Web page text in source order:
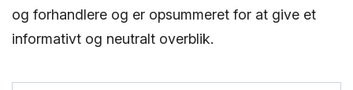
og forhandlere og er opsummeret for at give et
informativt og neutralt overblik.